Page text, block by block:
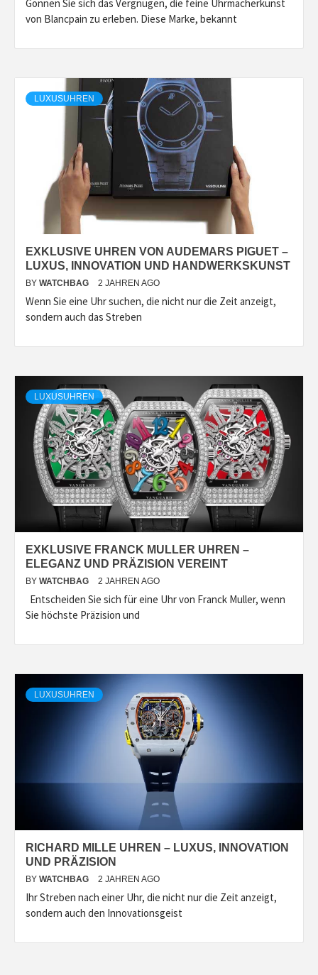
Gönnen Sie sich das Vergnügen, die feine Uhrmacherkunst
von Blancpain zu erleben. Diese Marke, bekannt
LUXUSUHREN
EXKLUSIVE UHREN VON AUDEMARS PIGUET –
LUXUS, INNOVATION UND HANDWERKSKUNST
BY WATCHBAG 2 JAHREN AGO
Wenn Sie eine Uhr suchen, die nicht nur die Zeit anzeigt,
sondern auch das Streben
LUXUSUHREN
EXKLUSIVE FRANCK MULLER UHREN –
ELEGANZ UND PRÄZISION VEREINT
BY WATCHBAG 2 JAHREN AGO
Entscheiden Sie sich für eine Uhr von Franck Muller, wenn
Sie höchste Präzision und
LUXUSUHREN
RICHARD MILLE UHREN – LUXUS, INNOVATION
UND PRÄZISION
BY WATCHBAG 2 JAHREN AGO
Ihr Streben nach einer Uhr, die nicht nur die Zeit anzeigt,
sondern auch den Innovationsgeist